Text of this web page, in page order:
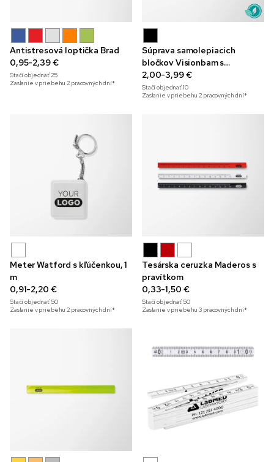
Antistresová loptička Brad
0,95-2,39 €
Stačí objednať25
Zaslanie v priebehu 2 pracovných dní*
Súprava samolepiacich
bločkov Visionbam s
bambusovým obalom
2,00-3,99 €
Stačí objednať10
Zaslanie v priebehu 2 pracovných dní*
Meter Watford s kľúčenkou, 1
m
0,91-2,20 €
Stačí objednať 50
Zaslanie v priebehu 2 pracovných dní*
Tesárska ceruzka Maderos s
pravítkom
0,33-1,50 €
Stačí objednať 50
Zaslanie v priebehu 3 pracovných dní*